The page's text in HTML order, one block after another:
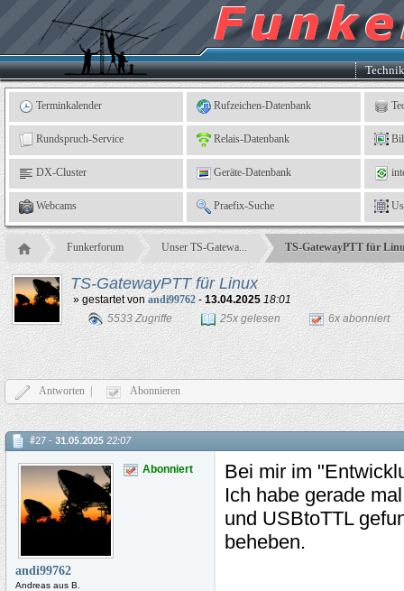
Kleingartenverein
e.
V.,
Leinefelde
Terminkalender Rufzeichen-Datenbank
Rundspruch-Service Relais-Datenbank
DX-Cluster Geräte-Datenbank
Webcams Praefix-Suche
Funkerforum Unser TS-Gatewa... TS-GatewayPTT für
TS-GatewayPTT für Linux
» gestartet vonandi99762-13.04.2025 18:01
5533 Zugriffe
25x gelesen 6x abonniert
Antworten | Abonnieren
#27 - 31.05.2025 22:07
Abonniert
andi99762
Andreas aus B.
Bei mir im
Ich habe gerade
und USBtoTTL
beheben.